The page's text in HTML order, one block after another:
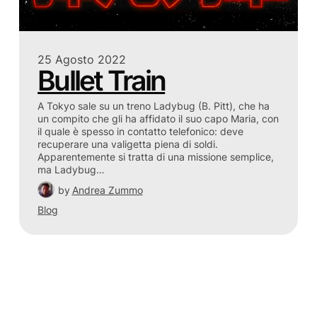
25 Agosto 2022
Bullet Train
A Tokyo sale su un treno Ladybug (B. Pitt), che ha
un compito che gli ha affidato il suo capo Maria, con
il quale è spesso in contatto telefonico: deve
recuperare una valigetta piena di soldi.
Apparentemente si tratta di una missione semplice,
ma Ladybug…
by Andrea Zummo
Blog